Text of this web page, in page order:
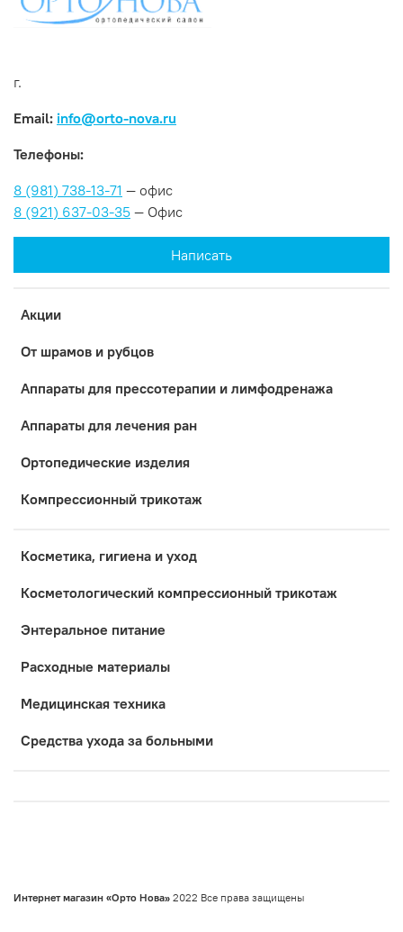
Акции
От шрамов и рубцов
Аппараты для прессотерапии и лимфодренажа
Аппараты для лечения ран
Ортопедические изделия
Компрессионный трикотаж
Косметика, гигиена и уход
Коcметологический компрессионный трикотаж
Энтеральное питание
Расходные материалы
Медицинская техника
Средства ухода за больными
г.
Email: info@orto-nova.ru
Телефоны:
8 (981) 738-13-71 — офис
8 (921) 637-03-35 — Офис
Написать
Интернет магазин «Орто Нова» 2022 Все права защищены